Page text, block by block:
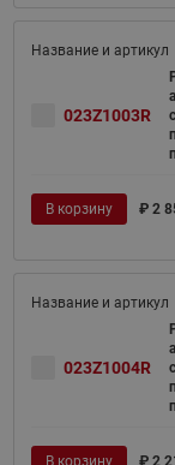
023Z1003R
В корзину ₽ 2
023Z1004R
В корзину ₽ 2